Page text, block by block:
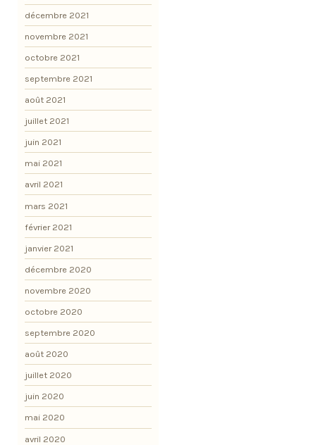
décembre 2021
novembre 2021
octobre 2021
septembre 2021
août 2021
juillet 2021
juin 2021
mai 2021
avril 2021
mars 2021
février 2021
janvier 2021
décembre 2020
novembre 2020
octobre 2020
septembre 2020
août 2020
juillet 2020
juin 2020
mai 2020
avril 2020